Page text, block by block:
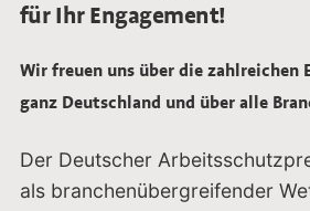
für Ihr Engagement!
Wir freuen uns über die zahlreichen
ganz Deutschland und über alle
Der Deutscher
als branchenübergreifender